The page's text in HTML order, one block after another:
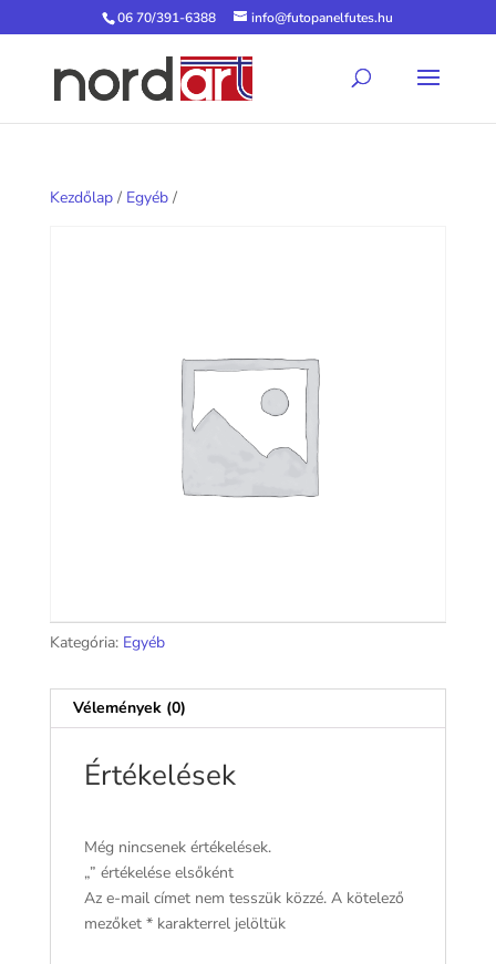
06 70/391-6388 info@futopanelfutes.hu
Kezdőlap/ Egyéb/
Kategória: Egyéb
Vélemények (0)
Értékelések
Még nincsenek értékelések.
„” értékelése elsőként
Az e-mail címet nem tesszük közzé. A kötelező
mezőket *karakterrel jelöltük